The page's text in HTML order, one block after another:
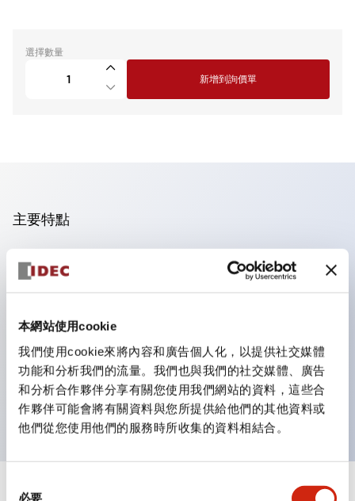
本網站使用cookie
我們使用cookie來將內容和廣告個人化，以提供社交媒體
功能和分析我們的流量。我們也與我們的社交媒體、廣告
和分析合作夥伴分享有關您使用我們網站的資料，這些合
作夥伴可能會將有關資料與您所提供給他們的其他資料或
他們從您使用他們的服務時所收集的資料相結合。
必要
選擇數量
新增到詢價單
主要特點
操作面板的凹凸減少，呈現銳利感。
支援分離型／單板式
優秀的防水性能。保護結構IP65
按鈕開關、選擇開關、帶鎖選擇開關最多3c接點。
邊框顏色有黑色與金屬色兩種。
LED照明帶來明亮且清晰的照明面